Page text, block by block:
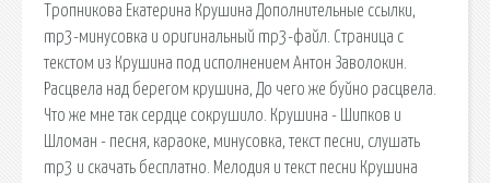
Тропникова Екатерина Крушина Дополнительные ссылки,
mp3-минусовка и оригинальный mp3-файл. Страница с
текстом из Крушина под исполнением Антон Заволокин.
Расцвела над берегом крушина, До чего же буйно расцвела.
Что же мне так сердце сокрушило. Крушина - Шипков и
Шломан - песня, караоке, минусовка, текст песни, слушать
mp3 и скачать бесплатно. Мелодия и текст песни Крушина